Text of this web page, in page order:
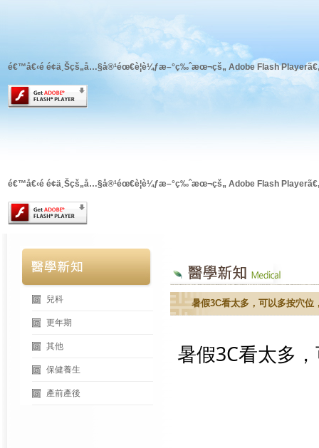
é€™å€‹é é¢ä¸Šçš„å…§å®¹éœ€è¦è¼ƒæ–°ç‰ˆæœ¬çš„ Adobe Flash Playerã€‚
é€™å€‹é é¢ä¸Šçš„å…§å®¹éœ€è¦è¼ƒæ–°ç‰ˆæœ¬çš„ Adobe Flash Playerã€‚
兒科
更年期
其他
保健養生
產前產後
暑假3C看太多，可以多按穴位
暑假3C看太多